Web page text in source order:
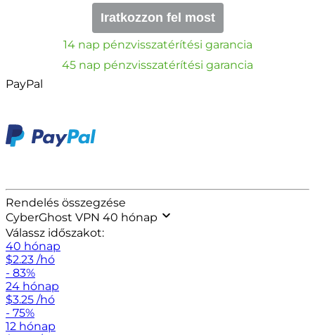
Iratkozzon fel most
14 nap pénzvisszatérítési garancia
45 nap pénzvisszatérítési garancia
PayPal
Rendelés összegzése
CyberGhost VPN 40 hónap
Válassz időszakot:
40 hónap
$2.23 /hó
- 83%
24 hónap
$3.25 /hó
- 75%
12 hónap